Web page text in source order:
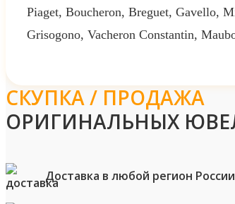
Piaget, Boucheron, Breguet, Gavello,
Grisogono, Vacheron Constantin,
СКУПКА / ПРОДАЖА
ОРИГИНАЛЬНЫХ
Доставка в любой регион